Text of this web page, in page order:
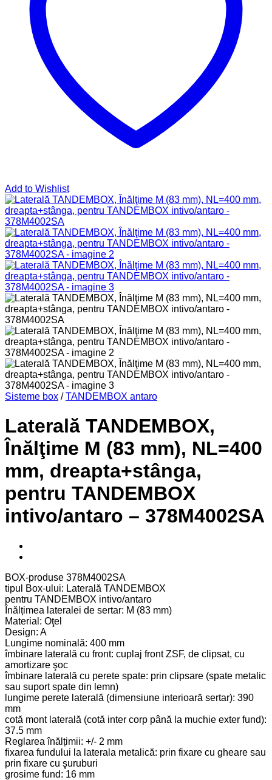
Add to Wishlist
Sisteme box / TANDEMBOX antaro
Laterală TANDEMBOX,
Înălţime M (83 mm), NL=400
mm, dreapta+stânga,
pentru TANDEMBOX
intivo/antaro – 378M4002SA
BOX-produse 378M4002SA
tipul Box-ului: Laterală TANDEMBOX
pentru TANDEMBOX intivo/antaro
Înălțimea lateralei de sertar: M (83 mm)
Material: Oţel
Design: A
Lungime nominală: 400 mm
îmbinare laterală cu front: cuplaj front ZSF, de clipsat, cu
amortizare şoc
îmbinare laterală cu perete spate: prin clipsare (spate metalic
sau suport spate din lemn)
lungime perete laterală (dimensiune interioară sertar): 390
mm
cotă mont laterală (cotă inter corp până la muchie exter fund):
37.5 mm
Reglarea înălțimii: +/- 2 mm
fixarea fundului la laterala metalică: prin fixare cu gheare sau
prin fixare cu şuruburi
grosime fund: 16 mm